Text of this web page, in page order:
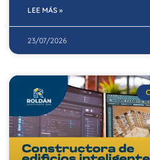
LEE MÁS »
23/07/2026